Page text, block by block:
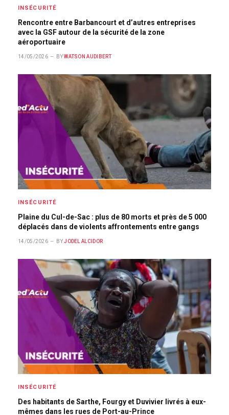
INSÉCURITÉ
Rencontre entre Barbancourt et d’autres entreprises
avec la GSF autour de la sécurité de la zone
aéroportuaire
14/05/2026 BY WATSON AUDIBERT
INSÉCURITÉ
Plaine du Cul-de-Sac : plus de 80 morts et près de 5 000
déplacés dans de violents affrontements entre gangs
14/05/2026 BY JODEL ALCIDOR
INSÉCURITÉ
Des habitants de Sarthe, Fourgy et Duvivier livrés à eux-
mêmes dans les rues de Port-au-Prince